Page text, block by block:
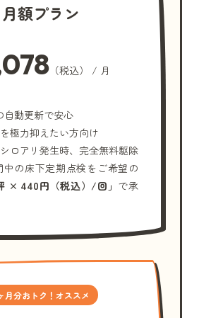
月額プラン
（税込） / 月
自動更新で安心
極力抑えたい方向け
ロアリ発生時、完全無料駆除
中の床下定期点検をご希望の
× 440円（税込）/回」 で承
月分おトク！オススメ